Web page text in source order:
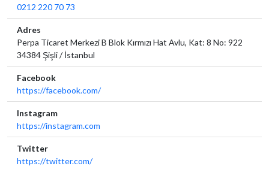
0212 220 70 73
Adres
Perpa Ticaret Merkezi B Blok Kırmızı Hat Avlu, Kat: 8 No: 922
34384 Şişli / İstanbul
Facebook
https://facebook.com/
Instagram
https://instagram.com
Twitter
https://twitter.com/